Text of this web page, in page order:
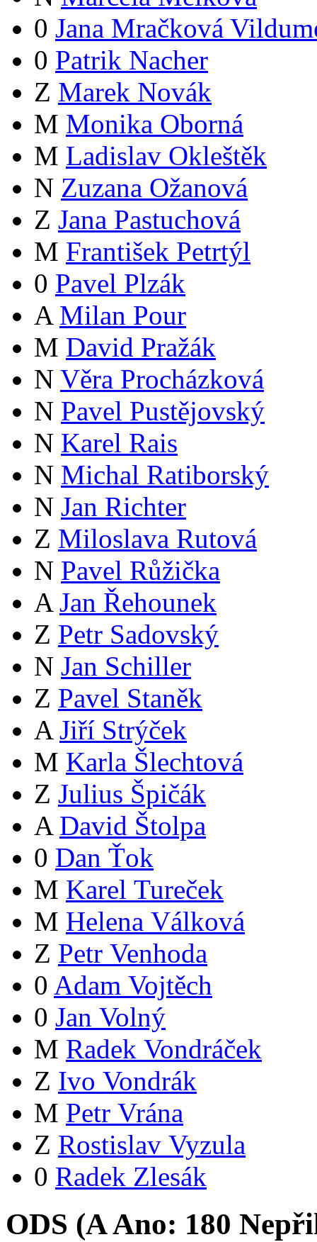
0 Jana Mračková
0 Patrik Nacher
Z Marek Novák
M Monika Oborná
M Ladislav Okleštěk
N Zuzana Ožanová
Z Jana Pastuchová
M František Petrtýl
0 Pavel Plzák
A Milan Pour
M David Pražák
N Věra Procházková
N Pavel Pustějovský
N Karel Rais
N Michal Ratiborský
N Jan Richter
Z Miloslava Rutová
N Pavel Růžička
A Jan Řehounek
Z Petr Sadovský
N Jan Schiller
Z Pavel Staněk
A Jiří Strýček
M Karla Šlechtová
Z Julius Špičák
A David Štolpa
0 Dan Ťok
M Karel Tureček
M Helena Válková
Z Petr Venhoda
0 Adam Vojtěch
0 Jan Volný
M Radek Vondráček
Z Ivo Vondrák
M Petr Vrána
Z Rostislav Vyzula
0 Radek Zlesák
ODS (AAno: 180